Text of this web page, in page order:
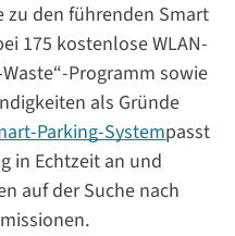
zu den führenden Smart
175 kostenlose WLAN-
Programm sowie
als Gründe
Parking-Systempasst
in Echtzeit an und
auf der Suche nach